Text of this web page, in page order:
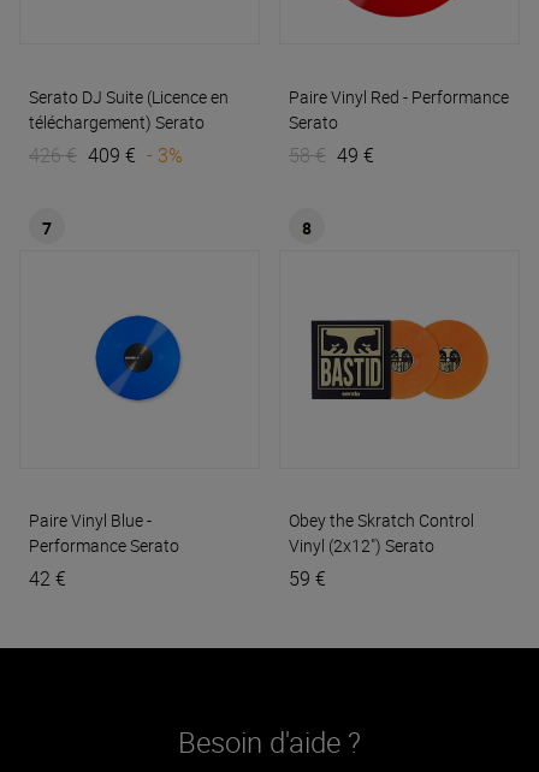
Serato DJ Suite (Licence en
téléchargement) Serato
426 € 409 € - 3%
Paire Vinyl Red - Performance
Serato
58 € 49 €
7
Paire Vinyl Blue -
PerformanceSerato
42 €
8
Obey the Skratch Control
Vinyl (2x12") Serato
59 €
Besoin d'aide ?